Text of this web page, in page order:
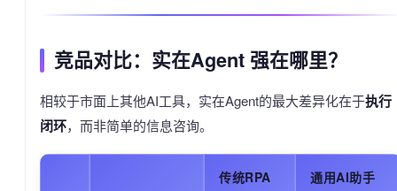
竞品对比：实在Agent 强在哪里？
相较于市面上其他AI工具，实在Agent的最大差异化在于执行
闭环，而非简单的信息咨询。
传统RPA
通用AI助手